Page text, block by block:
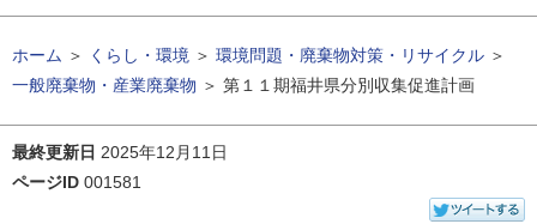
ホーム ＞ くらし・環境 ＞ 環境問題・廃棄物対策・リサイクル ＞
一般廃棄物・産業廃棄物 ＞ 第１１期福井県分別収集促進計画
最終更新日 2025年12月11日
ページID 001581